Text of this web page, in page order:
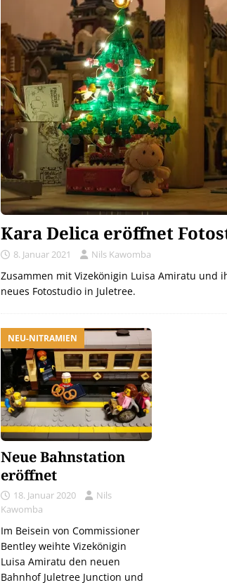
Kara Delica eröffnet
8. Januar 2021 Nils Kawomba
Zusammen mit Vizekönigin Luisa Amiratu und
neues Fotostudio in Juletree.
NEU-NITRAMIEN
Neue Bahnstation
eröffnet
18. Januar 2020
Nils
Kawomba
Im Beisein von Commissioner
Bentley weihte Vizekönigin
Luisa Amiratu den neuen
Bahnhof Juletree Junction und